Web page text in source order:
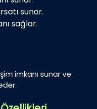
sunar.
sağlar.
imkanı sunar ve